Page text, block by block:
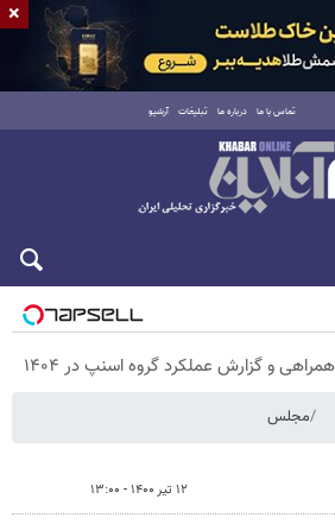
تماس با ما درباره ما تبلیغات آرشیو
و گزارش عملکرد گروه اسنپ در ۱۴۰۴
مجلس
۱۲ تیر ۱۴۰۰ - ۱۳:۰۰
×